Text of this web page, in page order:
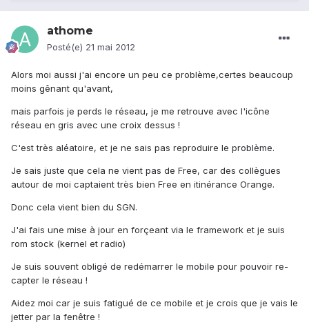
athome
Posté(e) 21 mai 2012
Alors moi aussi j'ai encore un peu ce problème,certes beaucoup
moins gênant qu'avant,
mais parfois je perds le réseau, je me retrouve avec l'icône
réseau en gris avec une croix dessus !
C'est très aléatoire, et je ne sais pas reproduire le problème.
Je sais juste que cela ne vient pas de Free, car des collègues
autour de moi captaient très bien Free en itinérance Orange.
Donc cela vient bien du SGN.
J'ai fais une mise à jour en forçeant via le framework et je suis
rom stock (kernel et radio)
Je suis souvent obligé de redémarrer le mobile pour pouvoir re-
capter le réseau !
Aidez moi car je suis fatigué de ce mobile et je crois que je vais le
jetter par la fenêtre !